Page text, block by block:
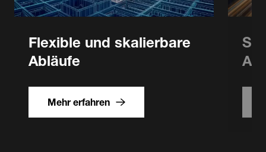
Flexible und skalierbare
Abläufe
Mehr erfahren
Flexible
und
skalierbare